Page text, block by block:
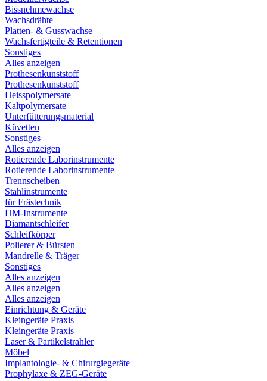
Bissnehmewachse
Wachsdrähte
Platten- & Gusswachse
Wachsfertigteile & Retentionen
Sonstiges
Alles anzeigen
Prothesenkunststoff
Prothesenkunststoff
Heisspolymersate
Kaltpolymersate
Unterfütterungsmaterial
Küvetten
Sonstiges
Alles anzeigen
Rotierende Laborinstrumente
Rotierende Laborinstrumente
Trennscheiben
Stahlinstrumente
für Frästechnik
HM-Instrumente
Diamantschleifer
Schleifkörper
Polierer & Bürsten
Mandrelle & Träger
Sonstiges
Alles anzeigen
Alles anzeigen
Alles anzeigen
Einrichtung & Geräte
Kleingeräte Praxis
Kleingeräte Praxis
Laser & Partikelstrahler
Möbel
Implantologie- & Chirurgiegeräte
Prophylaxe & ZEG-Geräte